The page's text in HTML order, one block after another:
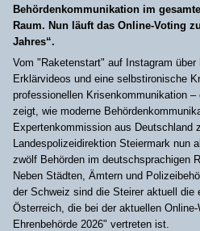
Behördenkommunikation im
Raum. Nun läuft das Online-Voting
Jahres“.
Vom "Raketenstart" auf Instagram über
Erklärvideos und eine selbstironische
professionellen Krisenkommunikation
zeigt, wie moderne
Expertenkommission aus Deutschland
Landespolizeidirektion Steiermark nun
zwölf Behörden im deutschsprachigen
Neben Städten, Ämtern und
der Schweiz sind die Steirer aktuell die
Österreich, die bei der aktuellen
Ehrenbehörde 2026" vertreten ist.